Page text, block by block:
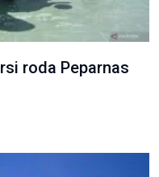
roda Peparnas